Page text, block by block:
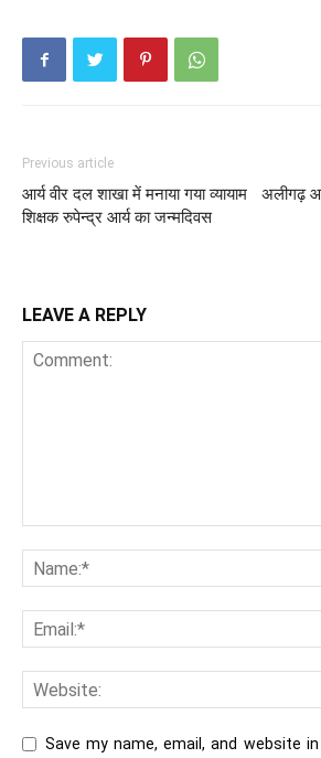
Previous article
आर्य वीर दल शाखा में मनाया गया व्यायाम
शिक्षक रुपेन्द्र आर्य का जन्मदिवस
अलीगढ़
LEAVE A REPLY
Save my name, email, and website